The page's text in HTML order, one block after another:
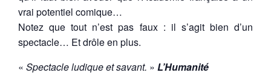
vrai potentiel comique…
Notez que tout n’est pas faux : il s’agit bien d’un
spectacle… Et drôle en plus.
« Spectacle ludique et savant. » L’Humanité